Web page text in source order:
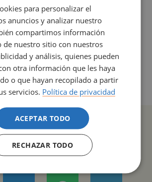
COMPARTIR
para personalizar el
anuncios y analizar nuestro
compartimos información
de nuestro sitio con nuestros
y análisis, quienes pueden
otra información que les haya
o que hayan recopilado a partir
servicios. Política de privacidad
ACEPTAR TODO
RECHAZAR TODO